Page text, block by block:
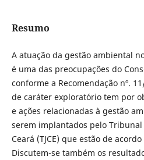
Resumo
A atuação da gestão ambiental
é uma das preocupações do
conforme a Recomendação nº.
de caráter exploratório tem por
e ações relacionadas à gestão
serem implantados pelo Tribunal
Ceará (TJCE) que estão de
Discutem-se também os